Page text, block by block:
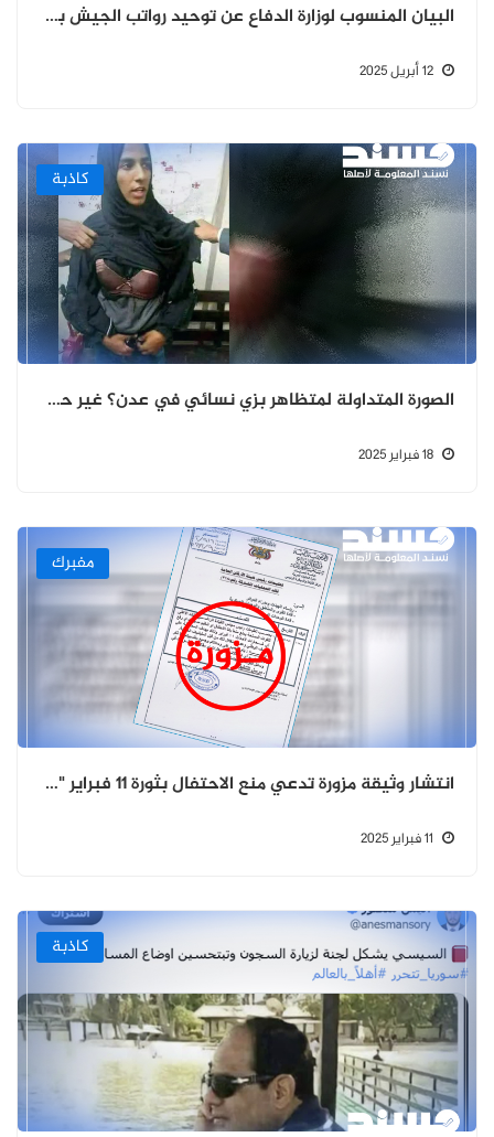
البيان المنسوب لوزارة الدفاع عن توحيد رواتب الجيش بكافة القطاعات؟ بيان كاذب
كاذبة
الصورة المتداولة لمتظاهر بزي نسائي في عدن؟ غير حقيقي
مفبرك
انتشار وثيقة مزورة تدعي منع الاحتفال بثورة 11 فبراير "مزورة"
كاذبة